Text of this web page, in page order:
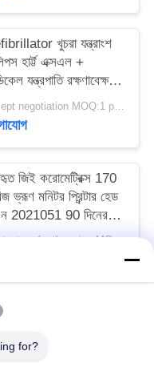
খুচরা যন্ত্রাংশ
হার্ট্ট এক্সএল +
যন্ত্রপাতি রক্ষণাবেক্ষণের
Defibrillator ক্যাপাসিটিaccept negotiation MOQ:1 pcs
জিই করোমেট্রিক্স 170
ভ্রূণ মনিটর প্রিন্টার হেড
2021051 90 দিনের
সহ
Contact us for the price MOQ:1
for?